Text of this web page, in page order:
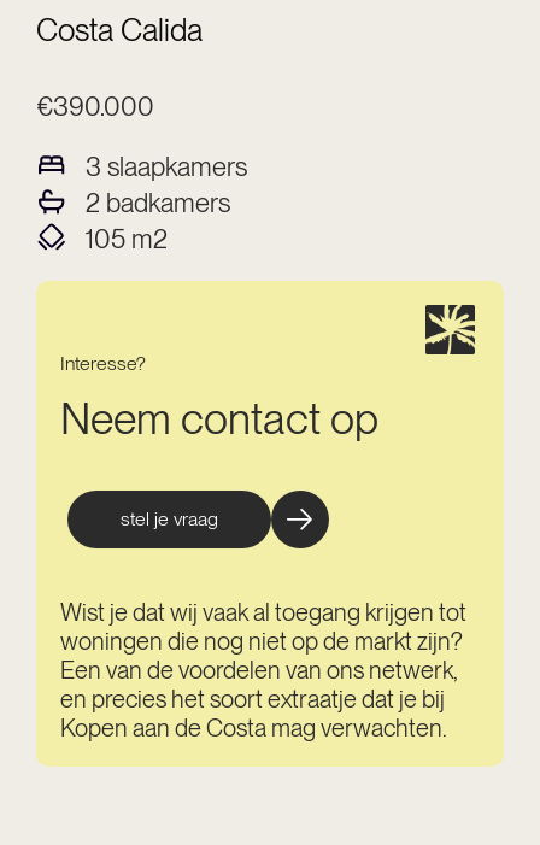
Costa Calida
€390.000
3 slaapkamers
2 badkamers
105 m2
Interesse?
Neem contact op
stel je vraag
Wist je dat wij vaak al toegang krijgen tot
woningen die nog niet op de markt zijn?
Een van de voordelen van ons netwerk,
en precies het soort extraatje dat je bij
Kopen aan de Costa mag verwachten.